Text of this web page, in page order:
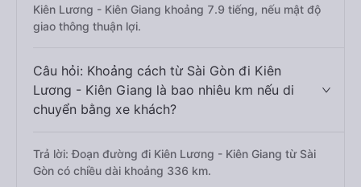
Kiên Lương - Kiên Giang khoảng 7.9 tiếng, nếu mật độ
giao thông thuận lợi.
Câu hỏi: Khoảng cách từ Sài Gòn đi Kiên
Lương - Kiên Giang là bao nhiêu km nếu di
chuyển bằng xe khách?
Trả lời: Đoạn đường đi Kiên Lương - Kiên Giang từ Sài
Gòn có chiều dài khoảng 336 km.